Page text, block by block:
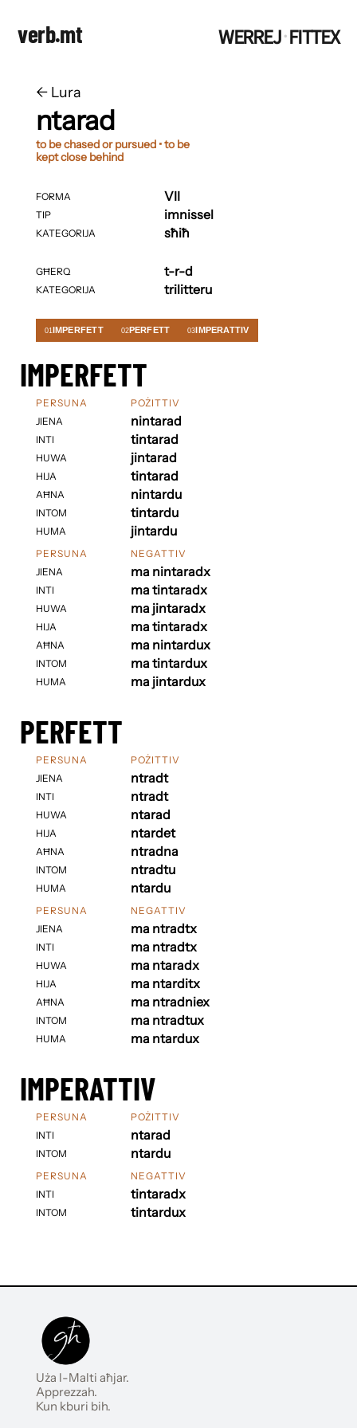
verb.mt WERREJ·FITTEX
← ​​Lura
ntarad
to be chased or pursued • to be
kept close behind
FORMA
TIP
KATEGORIJA
GĦERQ
KATEGORIJA
VII
imnissel
sħiħ
t-r-d
trilitteru
01IMPERFETT 02PERFETT 03IMPERATTIV
IMPERFETT
PERSUNA
JIENA
INTI
HUWA
HIJA
AĦNA
INTOM
HUMA
POŻITTIV
nintarad
tintarad
jintarad
tintarad
nintardu
tintardu
jintardu
PERSUNA
JIENA
INTI
HUWA
HIJA
AĦNA
INTOM
HUMA
NEGATTIV
ma nintaradx
ma tintaradx
ma jintaradx
ma tintaradx
ma nintardux
ma tintardux
ma jintardux
PERFETT
PERSUNA
JIENA
INTI
HUWA
HIJA
AĦNA
INTOM
HUMA
POŻITTIV
ntradt
ntradt
ntarad
ntardet
ntradna
ntradtu
ntardu
PERSUNA
JIENA
INTI
HUWA
HIJA
AĦNA
INTOM
HUMA
NEGATTIV
ma ntradtx
ma ntradtx
ma ntaradx
ma ntarditx
ma ntradniex
ma ntradtux
ma ntardux
IMPERATTIV
PERSUNA
INTI
INTOM
POŻITTIV
ntarad
ntardu
PERSUNA
INTI
INTOM
NEGATTIV
tintaradx
tintardux
Uża l-Malti aħjar.
Apprezzah.
Kun kburi bih.